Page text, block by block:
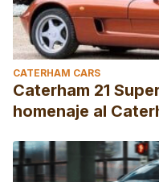
CATERHAM CARS
Caterham 21
homenaje al